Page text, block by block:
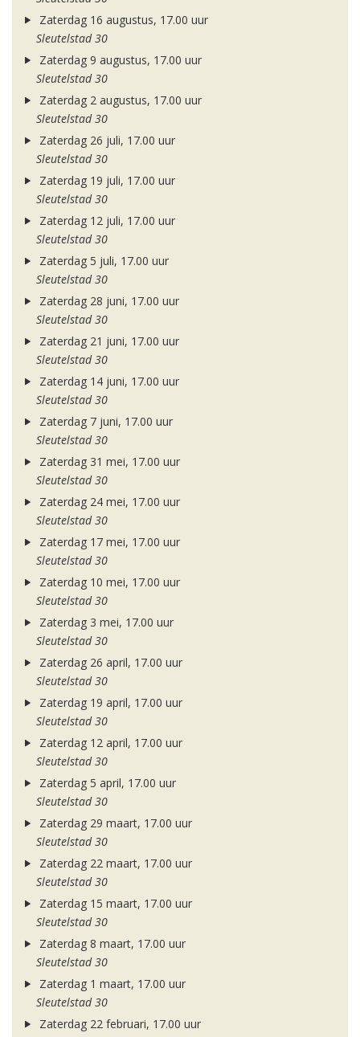
Zaterdag 16 augustus, 17.00 uur
Sleutelstad 30
Zaterdag 9 augustus, 17.00 uur
Sleutelstad 30
Zaterdag 2 augustus, 17.00 uur
Sleutelstad 30
Zaterdag 26 juli, 17.00 uur
Sleutelstad 30
Zaterdag 19 juli, 17.00 uur
Sleutelstad 30
Zaterdag 12 juli, 17.00 uur
Sleutelstad 30
Zaterdag 5 juli, 17.00 uur
Sleutelstad 30
Zaterdag 28 juni, 17.00 uur
Sleutelstad 30
Zaterdag 21 juni, 17.00 uur
Sleutelstad 30
Zaterdag 14 juni, 17.00 uur
Sleutelstad 30
Zaterdag 7 juni, 17.00 uur
Sleutelstad 30
Zaterdag 31 mei, 17.00 uur
Sleutelstad 30
Zaterdag 24 mei, 17.00 uur
Sleutelstad 30
Zaterdag 17 mei, 17.00 uur
Sleutelstad 30
Zaterdag 10 mei, 17.00 uur
Sleutelstad 30
Zaterdag 3 mei, 17.00 uur
Sleutelstad 30
Zaterdag 26 april, 17.00 uur
Sleutelstad 30
Zaterdag 19 april, 17.00 uur
Sleutelstad 30
Zaterdag 12 april, 17.00 uur
Sleutelstad 30
Zaterdag 5 april, 17.00 uur
Sleutelstad 30
Zaterdag 29 maart, 17.00 uur
Sleutelstad 30
Zaterdag 22 maart, 17.00 uur
Sleutelstad 30
Zaterdag 15 maart, 17.00 uur
Sleutelstad 30
Zaterdag 8 maart, 17.00 uur
Sleutelstad 30
Zaterdag 1 maart, 17.00 uur
Sleutelstad 30
Zaterdag 22 februari, 17.00 uur